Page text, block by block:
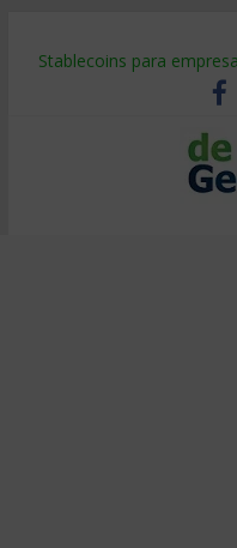
Stablecoins para
Despido silencioso: qué
IA en selección de
Trabajo forzoso en la
Mercado hispano de